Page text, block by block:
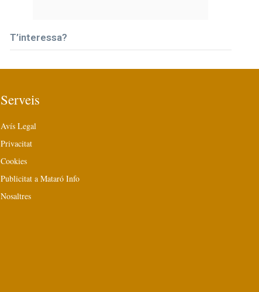
T’interessa?
Serveis
Avís Legal
Privacitat
Cookies
Publicitat a Mataró Info
Nosaltres